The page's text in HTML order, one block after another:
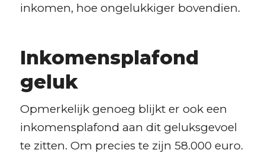
inkomen, hoe ongelukkiger bovendien.
Inkomensplafond
geluk
Opmerkelijk genoeg blijkt er ook een
inkomensplafond aan dit geluksgevoel
te zitten. Om precies te zijn 58.000 euro.